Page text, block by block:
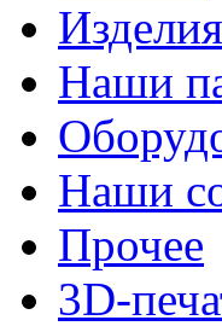
Наши
Наши
Прочее
3D-